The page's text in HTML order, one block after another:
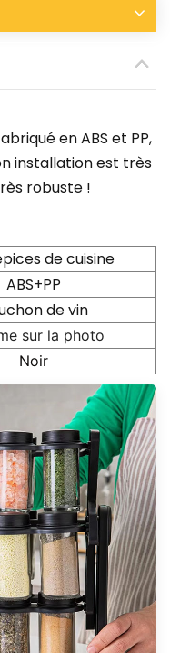
en ABS et PP,
installation est très
robuste !
de cuisine
ABS+PP
de vin
sur la photo
Noir